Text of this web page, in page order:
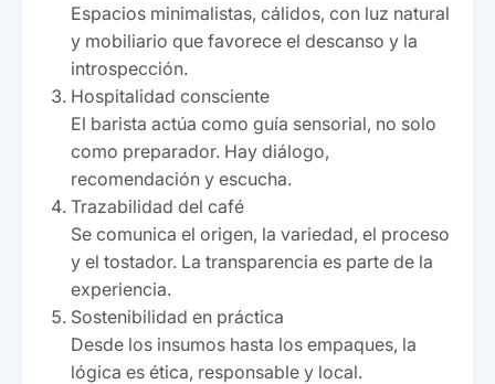
Espacios minimalistas, cálidos, con luz natural
y mobiliario que favorece el descanso y la
introspección.
Hospitalidad consciente
El barista actúa como guía sensorial, no solo
como preparador. Hay diálogo,
recomendación y escucha.
Trazabilidad del café
Se comunica el origen, la variedad, el proceso
y el tostador. La transparencia es parte de la
experiencia.
Sostenibilidad en práctica
Desde los insumos hasta los empaques, la
lógica es ética, responsable y local.